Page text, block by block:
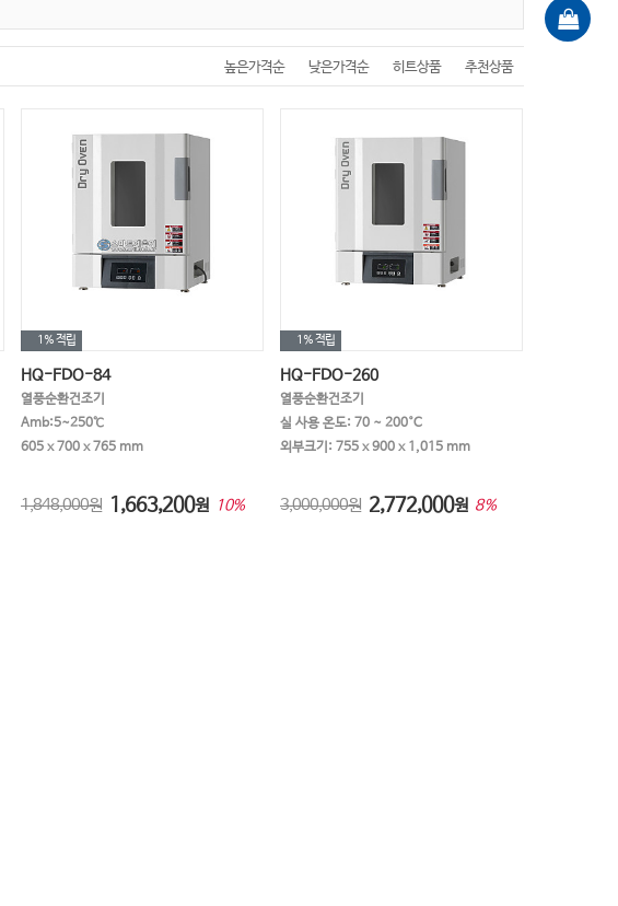
높은가격순 낮은가격순 히트상품 추천상품
1%적립
HQ-FDO-84
열풍순환건조기
Amb:5~250℃
605 x 700 x 765 mm
1,848,000원 1,663,200원 10%
1%적립
HQ-FDO-260
열풍순환건조기
실 사용 온도: 70 ~ 200°C
외부크기: 755 x 900 x 1,015 mm
3,000,000원 2,772,000원 8%